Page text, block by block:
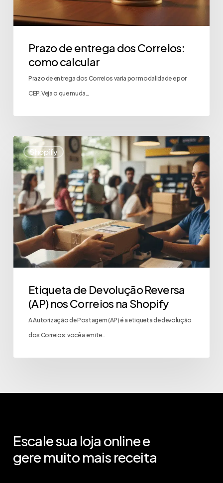
Prazo de entrega dos Correios:
como calcular
Prazo de entrega dos Correios varia por modalidade e por
CEP. Veja o que muda…
Shopify
Etiqueta de Devolução Reversa
(AP) nos Correios na Shopify
A Autorização de Postagem (AP) é a etiqueta de devolução
dos Correios: você a emite…
Escalesua loja onlinee
gere muito mais receita